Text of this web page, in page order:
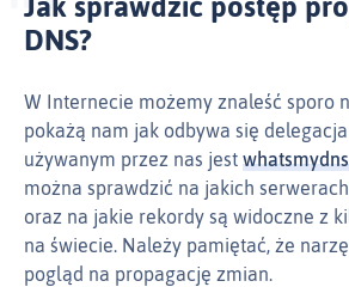
Jak sprawdzić postęp
DNS?
W Internecie możemy znaleść sporo
pokażą nam jak odbywa się
używanym przez nas jest
można sprawdzić na jakich
oraz na jakie rekordy są widoczne z
na świecie. Należy pamiętać, że
pogląd na propagację zmian.